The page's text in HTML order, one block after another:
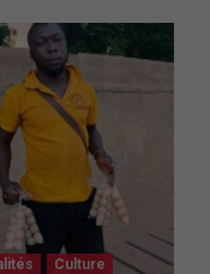
Culture